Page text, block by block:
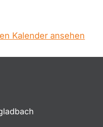
Kalender ansehen